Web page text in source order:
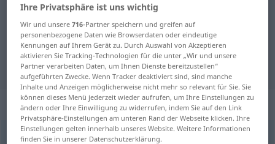
Italienisch-Deutsch Übersetzung
für "aiutare"
"aiutare" Deutsch Übersetzung
„aiutare“: verbo transitivo
aiutare [ajuˈtaːre]v/t
Ihre Privatsphäre ist uns wichtig
Wir und unsere716-Partner speichern und greifen auf
personenbezogene Daten wie Browserdaten oder eindeutige
Kennungen auf Ihrem Gerät zu. Durch Auswahl von Akzeptieren
aktivieren Sie Tracking-Technologien für die unter „Wir und unsere
Partner verarbeiten Daten, um Ihnen Dienste bereitzustellen“
aufgeführten Zwecke. Wenn Tracker deaktiviert sind, sind manche
Inhalte und Anzeigen möglicherweise nicht mehr so relevant für Sie. Sie
können dieses Menü jederzeit wieder aufrufen, um Ihre Einstellungen zu
ändern oder Ihre Einwilligung zu widerrufen, indem Sie auf den Link
Privatsphäre-Einstellungen am unteren Rand der Webseite klicken. Ihre
Einstellungen gelten innerhalb unseres Website. Weitere Informationen
finden Sie in unserer Datenschutzerklärung.